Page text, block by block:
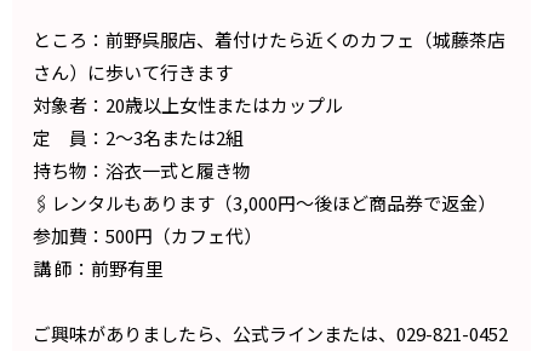
ところ：前野呉服店、着付けたら近くのカフェ（城藤茶店
さん）に歩いて行きます
対象者：20歳以上女性またはカップル
定 員：2〜3名または2組
持ち物：浴衣一式と履き物
🖇️レンタルもあります（3,000円〜後ほど商品券で返金）
参加費：500円（カフェ代）
講 師：前野有里
ご興味がありましたら、公式ラインまたは、029-821-0452